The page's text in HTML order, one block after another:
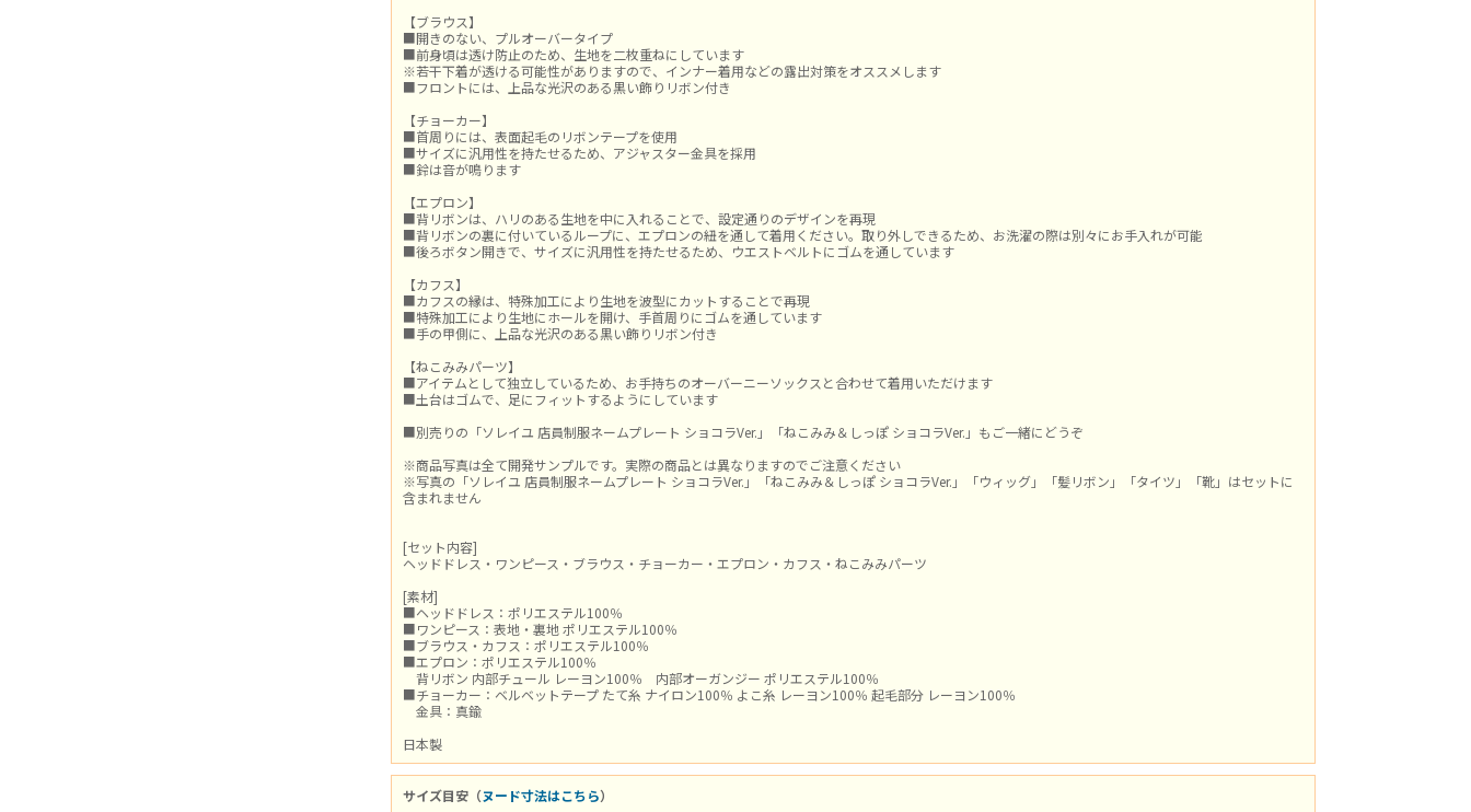
【ブラウス】
■開きのない、プルオーバータイプ
■前身頃は透け防止のため、生地を二枚重ねにしています
※若干下着が透ける可能性がありますので、インナー着用などの露出対策をオススメします
■フロントには、上品な光沢のある黒い飾りリボン付き
【チョーカー】
■首周りには、表面起毛のリボンテープを使用
■サイズに汎用性を持たせるため、アジャスター金具を採用
■鈴は音が鳴ります
【エプロン】
■背リボンは、ハリのある生地を中に入れることで、設定通りのデザインを再現
■背リボンの裏に付いているループに、エプロンの紐を通して着用ください。取り外しできるため、お洗濯の際は別々にお手入れが可能
■後ろボタン開きで、サイズに汎用性を持たせるため、ウエストベルトにゴムを通しています
【カフス】
■カフスの縁は、特殊加工により生地を波型にカットすることで再現
■特殊加工により生地にホールを開け、手首周りにゴムを通しています
■手の甲側に、上品な光沢のある黒い飾りリボン付き
【ねこみみパーツ】
■アイテムとして独立しているため、お手持ちのオーバーニーソックスと合わせて着用いただけます
■土台はゴムで、足にフィットするようにしています
■別売りの「ソレイユ 店員制服ネームプレート ショコラVer.」「ねこみみ＆しっぽ ショコラVer.」もご一緒にどうぞ
※商品写真は全て開発サンプルです。実際の商品とは異なりますのでご注意ください
※写真の「ソレイユ 店員制服ネームプレート ショコラVer.」「ねこみみ＆しっぽ ショコラVer.」「ウィッグ」「髪リボン」「タイツ」「靴」はセットに
含まれません
[セット内容]
ヘッドドレス・ワンピース・ブラウス・チョーカー・エプロン・カフス・ねこみみパーツ
[素材]
■ヘッドドレス：ポリエステル100％
■ワンピース：表地・裏地 ポリエステル100％
■ブラウス・カフス：ポリエステル100％
■エプロン：ポリエステル100％
背リボン 内部チュール レーヨン100％ 内部オーガンジー ポリエステル100％
■チョーカー：ベルベットテープ たて糸 ナイロン100％ よこ糸 レーヨン100％ 起毛部分 レーヨン100％
金具：真鍮
日本製
サイズ目安（ヌード寸法はこちら）